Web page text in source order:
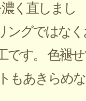
く直しまし
ングではな
です。 色褪
もあきらめな